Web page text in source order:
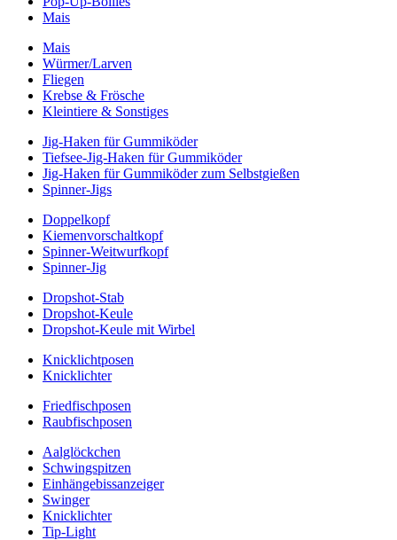
Mais
Mais
Würmer/Larven
Fliegen
Krebse & Frösche
Kleintiere & Sonstiges
Jig-Haken für Gummiköder
Tiefsee-Jig-Haken für Gummiköder
Jig-Haken für Gummiköder zum Selbstgießen
Spinner-Jigs
Doppelkopf
Kiemenvorschaltkopf
Spinner-Weitwurfkopf
Spinner-Jig
Dropshot-Stab
Dropshot-Keule
Dropshot-Keule mit Wirbel
Knicklichtposen
Knicklichter
Friedfischposen
Raubfischposen
Aalglöckchen
Schwingspitzen
Einhängebissanzeiger
Swinger
Knicklichter
Tip-Light